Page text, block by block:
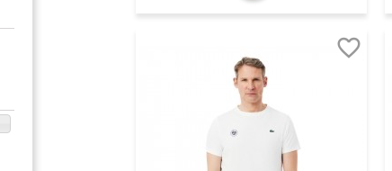
de unitaire
